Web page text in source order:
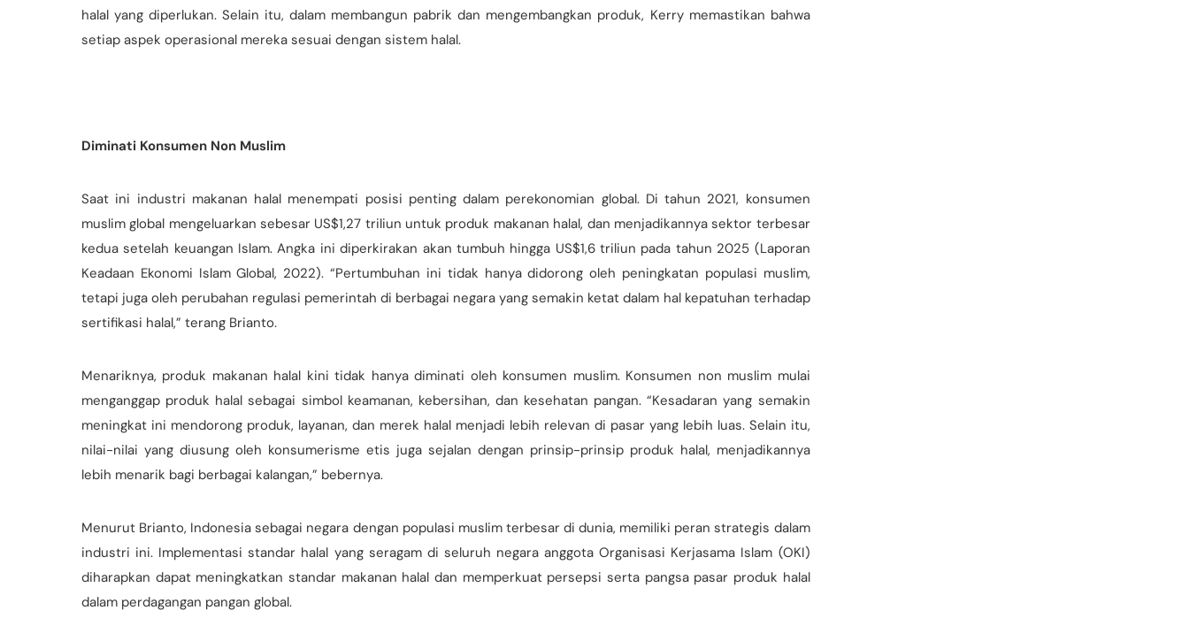
halal yang diperlukan. Selain itu, dalam membangun pabrik dan mengembangkan produk, Kerry memastikan bahwa
setiap aspek operasional mereka sesuai dengan sistem halal.
Diminati Konsumen Non Muslim
Saat ini industri makanan halal menempati posisi penting dalam perekonomian global. Di tahun 2021, konsumen
muslim global mengeluarkan sebesar US$1,27 triliun untuk produk makanan halal, dan menjadikannya sektor terbesar
kedua setelah keuangan Islam. Angka ini diperkirakan akan tumbuh hingga US$1,6 triliun pada tahun 2025 (Laporan
Keadaan Ekonomi Islam Global, 2022). “Pertumbuhan ini tidak hanya didorong oleh peningkatan populasi muslim,
tetapi juga oleh perubahan regulasi pemerintah di berbagai negara yang semakin ketat dalam hal kepatuhan terhadap
sertifikasi halal,” terang Brianto.
Menariknya, produk makanan halal kini tidak hanya diminati oleh konsumen muslim. Konsumen non muslim mulai
menganggap produk halal sebagai simbol keamanan, kebersihan, dan kesehatan pangan. “Kesadaran yang semakin
meningkat ini mendorong produk, layanan, dan merek halal menjadi lebih relevan di pasar yang lebih luas. Selain itu,
nilai-nilai yang diusung oleh konsumerisme etis juga sejalan dengan prinsip-prinsip produk halal, menjadikannya
lebih menarik bagi berbagai kalangan,” bebernya.
Menurut Brianto, Indonesia sebagai negara dengan populasi muslim terbesar di dunia, memiliki peran strategis dalam
industri ini. Implementasi standar halal yang seragam di seluruh negara anggota Organisasi Kerjasama Islam (OKI)
diharapkan dapat meningkatkan standar makanan halal dan memperkuat persepsi serta pangsa pasar produk halal
dalam perdagangan pangan global.